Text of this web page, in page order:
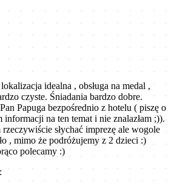
idealna , obsługa na medal ,
czyste. Śniadania bardzo dobre.
Papuga bezpośrednio z hotelu ( piszę o
informacji na ten temat i nie znalazłam ;)).
słychać imprezę ale wogole
, mimo że podróżujemy z 2 dzieci :)
polecamy :)